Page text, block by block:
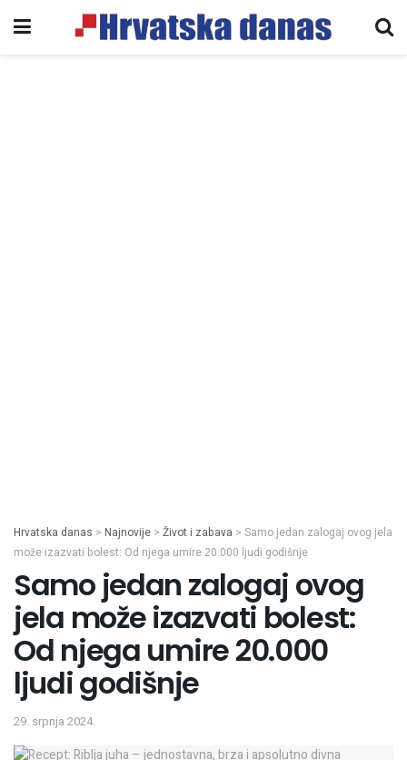
Hrvatska danas > Najnovije > Život i zabava > Samo jedan zalogaj ovog jela
može izazvati bolest: Od njega umire 20.000 ljudi godišnje
Samo jedan zalogaj ovog
jela može izazvati bolest:
Od njega umire 20.000
ljudi godišnje
29. srpnja 2024.